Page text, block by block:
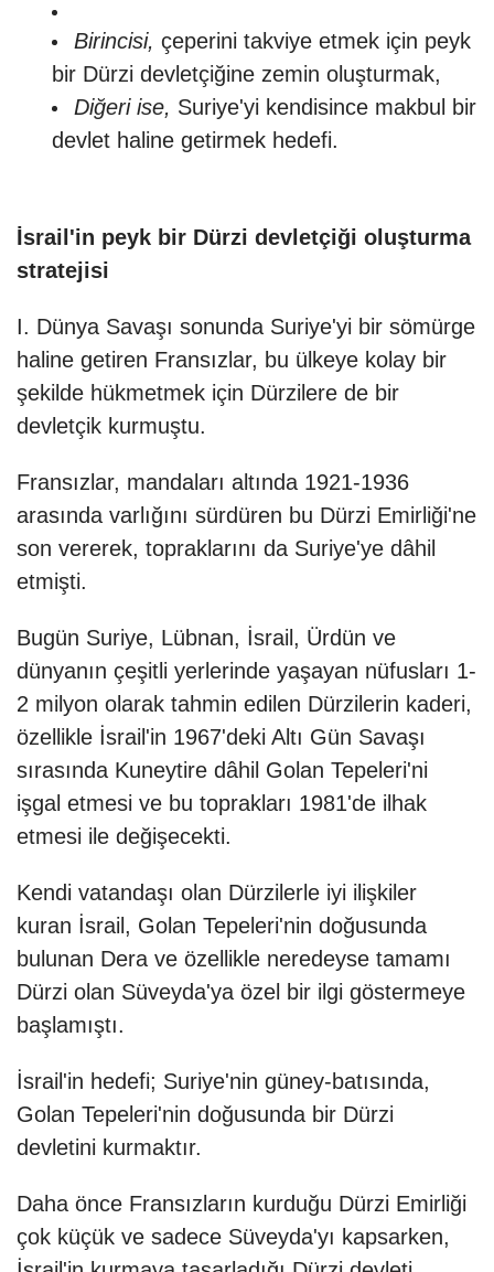
Birincisi, çeperini takviye etmek için peyk
bir Dürzi devletçiğine zemin oluşturmak,
Diğeri ise, Suriye'yi kendisince makbul bir
devlet haline getirmek hedefi.
İsrail'in peyk bir Dürzi devletçiği oluşturma
stratejisi
I. Dünya Savaşı sonunda Suriye'yi bir sömürge
haline getiren Fransızlar, bu ülkeye kolay bir
şekilde hükmetmek için Dürzilere de bir
devletçik kurmuştu.
Fransızlar, mandaları altında 1921-1936
arasında varlığını sürdüren bu Dürzi Emirliği'ne
son vererek, topraklarını da Suriye'ye dâhil
etmişti.
Bugün Suriye, Lübnan, İsrail, Ürdün ve
dünyanın çeşitli yerlerinde yaşayan nüfusları 1-
2 milyon olarak tahmin edilen Dürzilerin kaderi,
özellikle İsrail'in 1967'deki Altı Gün Savaşı
sırasında Kuneytire dâhil Golan Tepeleri'ni
işgal etmesi ve bu toprakları 1981'de ilhak
etmesi ile değişecekti.
Kendi vatandaşı olan Dürzilerle iyi ilişkiler
kuran İsrail, Golan Tepeleri'nin doğusunda
bulunan Dera ve özellikle neredeyse tamamı
Dürzi olan Süveyda'ya özel bir ilgi göstermeye
başlamıştı.
İsrail'in hedefi; Suriye'nin güney-batısında,
Golan Tepeleri'nin doğusunda bir Dürzi
devletini kurmaktır.
Daha önce Fransızların kurduğu Dürzi Emirliği
çok küçük ve sadece Süveyda'yı kapsarken,